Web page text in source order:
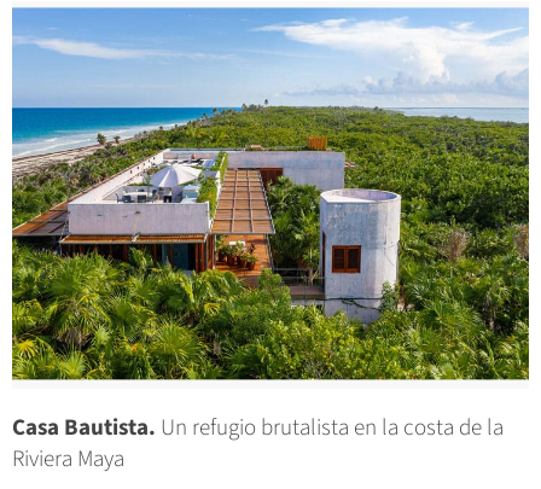
Casa Bautista. Un refugio brutalista en la costa de la
Riviera Maya